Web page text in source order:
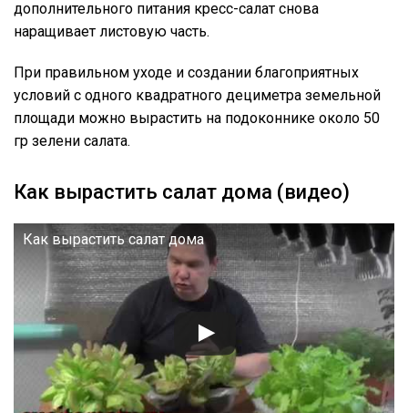
дополнительного питания кресс-салат снова
наращивает листовую часть.
При правильном уходе и создании благоприятных
условий с одного квадратного дециметра земельной
площади можно вырастить на подоконнике около 50
гр зелени салата.
Как вырастить салат дома (видео)
Как вырастить салат дома